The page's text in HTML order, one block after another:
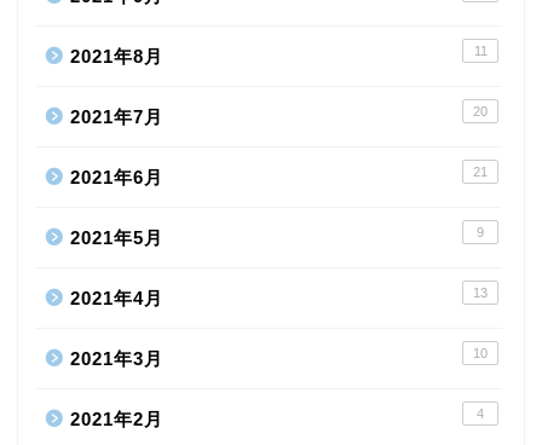
2021年8月 11
2021年7月 20
2021年6月 21
2021年5月 9
2021年4月 13
2021年3月 10
2021年2月 4